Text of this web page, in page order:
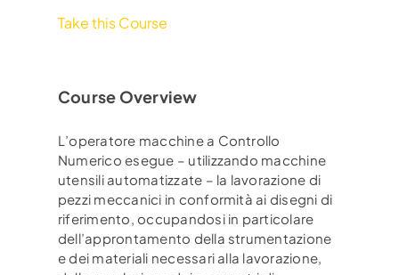
Take this Course
Course Overview
L’operatore macchine a Controllo
Numerico esegue – utilizzando macchine
utensili automatizzate – la lavorazione di
pezzi meccanici in conformità ai disegni di
riferimento, occupandosi in particolare
dell’approntamento della strumentazione
e dei materiali necessari alla lavorazione,